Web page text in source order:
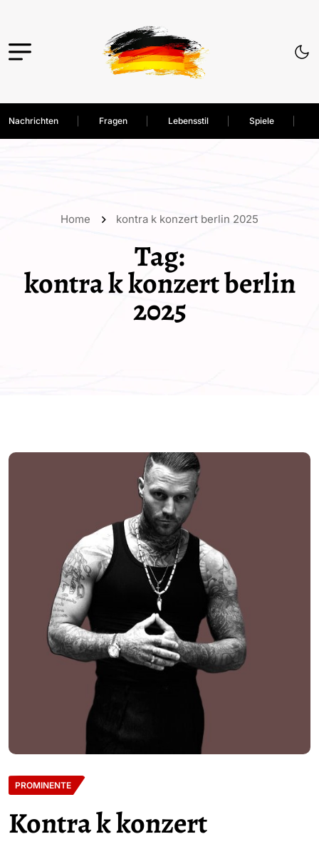
Nachrichten Fragen Lebensstil Spiele
Home kontra k konzert berlin 2025
Tag:
kontra k konzert berlin
2025
PROMINENTE
Kontra k konzert